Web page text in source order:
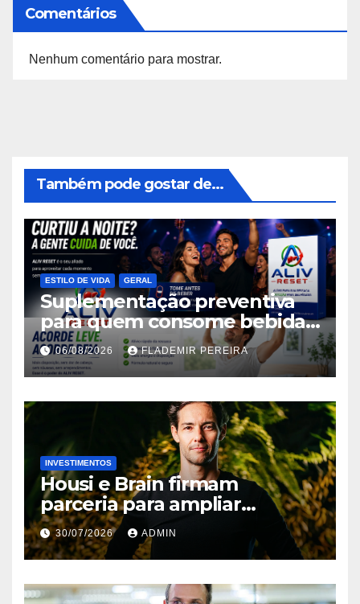
Comentários
Nenhum comentário para mostrar.
Também pode gostar de...
ESTILO DE VIDA GERAL
Suplementação preventiva
para quem consome bebidas
alcoólicas ganha espaço no
mercado brasileiro
06/08/2026 FLADEMIR PEREIRA
INVESTIMENTOS
Housi e Brain firmam
parceria para ampliar
inteligência de mercado em
lançamentos imobiliários
30/07/2026 ADMIN